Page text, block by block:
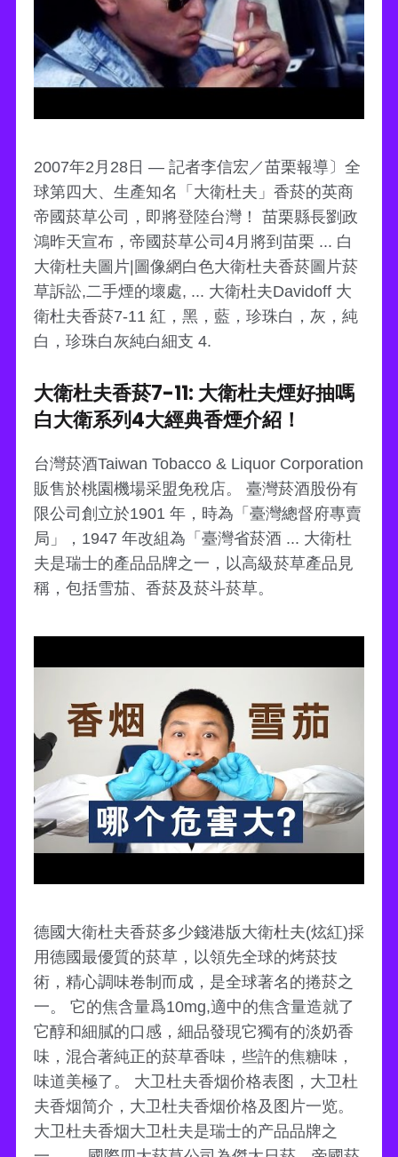
2007年2月28日 — 記者李信宏／苗栗報導〕全
球第四大、生產知名「大衛杜夫」香菸的英商
帝國菸草公司，即將登陸台灣！ 苗栗縣長劉政
鴻昨天宣布，帝國菸草公司4月將到苗栗 ... 白
大衛杜夫圖片|圖像網白色大衛杜夫香菸圖片菸
草訴訟,二手煙的壞處, ... 大衛杜夫Davidoff 大
衛杜夫香菸7-11 紅，黑，藍，珍珠白，灰，純
白，珍珠白灰純白細支 4.
大衛杜夫香菸7-11: 大衛杜夫煙好抽嗎
白大衛系列4大經典香煙介紹！
台灣菸酒Taiwan Tobacco & Liquor Corporation
販售於桃園機場采盟免稅店。 臺灣菸酒股份有
限公司創立於1901 年，時為「臺灣總督府專賣
局」，1947 年改組為「臺灣省菸酒 ... 大衛杜
夫是瑞士的產品品牌之一，以高級菸草產品見
稱，包括雪茄、香菸及菸斗菸草。
德國大衛杜夫香菸多少錢港版大衛杜夫(炫紅)採
用德國最優質的菸草，以領先全球的烤菸技
術，精心調味卷制而成，是全球著名的捲菸之
一。 它的焦含量爲10mg,適中的焦含量造就了
它醇和細膩的口感，細品發現它獨有的淡奶香
味，混合著純正的菸草香味，些許的焦糖味，
味道美極了。 大卫杜夫香烟价格表图，大卫杜
夫香烟简介，大卫杜夫香烟价格及图片一览。
大卫杜夫香烟大卫杜夫是瑞士的产品品牌之